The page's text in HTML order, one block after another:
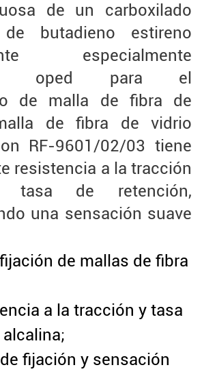
de un carboxilado
de butadieno estireno
especialmente
oped para el
de malla de fibra de
de fibra de vidrio
RF-9601/02/03 tiene
resistencia a la tracción
tasa de retención,
una sensación suave
de mallas de fibra
a la tracción y tasa
fijación y sensación